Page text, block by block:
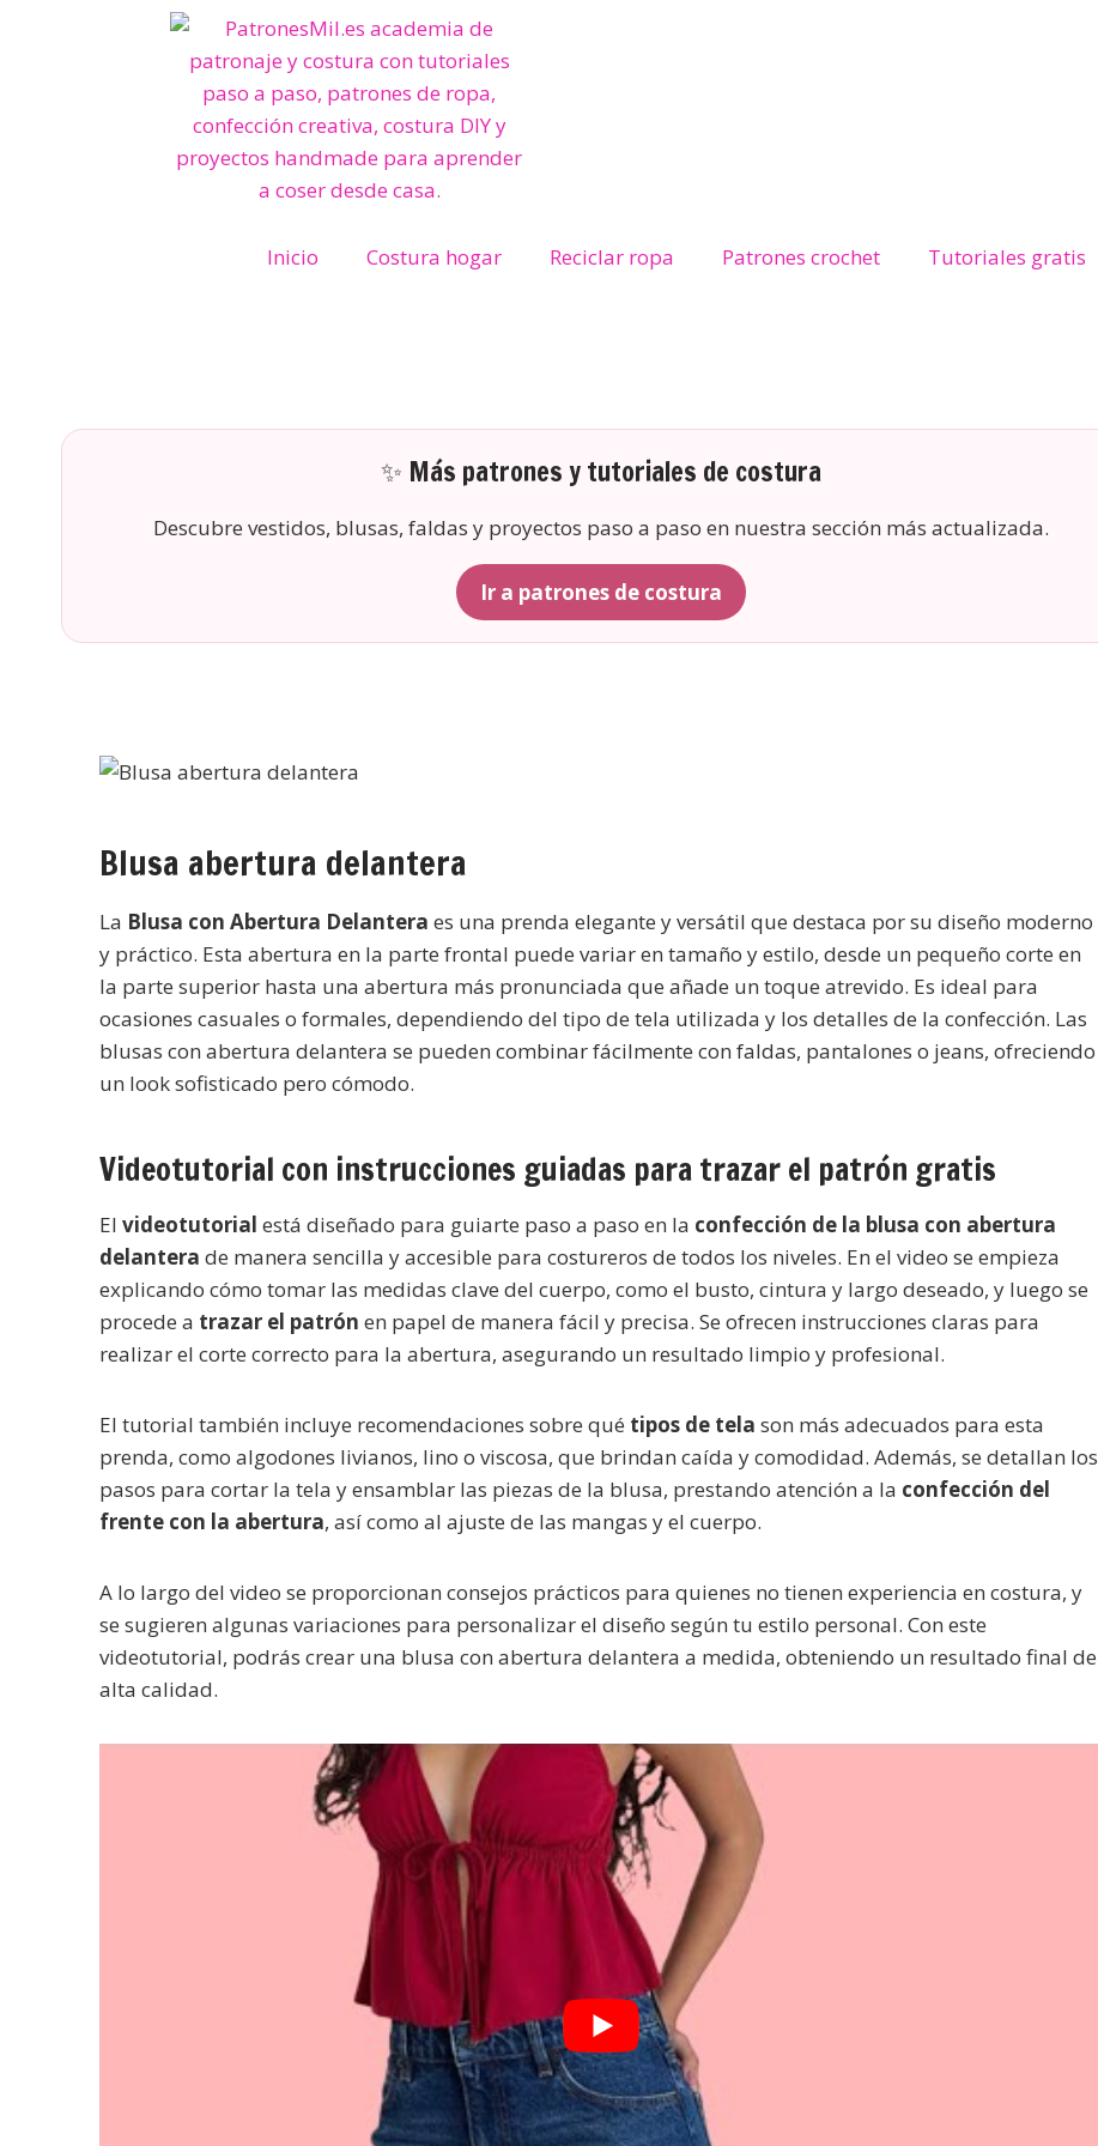
Inicio Costura hogar Reciclar ropa Patrones crochet Tutoriales gratis
✨ Más patrones y tutoriales de costura
Descubre vestidos, blusas, faldas y proyectos paso a paso en nuestra sección más actualizada.
Ir a patrones de costura
Blusa abertura delantera
La Blusa con Abertura Delantera es una prenda elegante y versátil que destaca por su diseño moderno
y práctico. Esta abertura en la parte frontal puede variar en tamaño y estilo, desde un pequeño corte en
la parte superior hasta una abertura más pronunciada que añade un toque atrevido. Es ideal para
ocasiones casuales o formales, dependiendo del tipo de tela utilizada y los detalles de la confección. Las
blusas con abertura delantera se pueden combinar fácilmente con faldas, pantalones o jeans, ofreciendo
un look sofisticado pero cómodo.
Videotutorial con instrucciones guiadas para trazar el patrón gratis
El videotutorial está diseñado para guiarte paso a paso en la confección de la blusa con abertura
delantera de manera sencilla y accesible para costureros de todos los niveles. En el video se empieza
explicando cómo tomar las medidas clave del cuerpo, como el busto, cintura y largo deseado, y luego se
procede a trazar el patrón en papel de manera fácil y precisa. Se ofrecen instrucciones claras para
realizar el corte correcto para la abertura, asegurando un resultado limpio y profesional.
El tutorial también incluye recomendaciones sobre qué tipos de tela son más adecuados para esta
prenda, como algodones livianos, lino o viscosa, que brindan caída y comodidad. Además, se detallan los
pasos para cortar la tela y ensamblar las piezas de la blusa, prestando atención a la confección del
frente con la abertura, así como al ajuste de las mangas y el cuerpo.
A lo largo del video se proporcionan consejos prácticos para quienes no tienen experiencia en costura, y
se sugieren algunas variaciones para personalizar el diseño según tu estilo personal. Con este
videotutorial, podrás crear una blusa con abertura delantera a medida, obteniendo un resultado final de
alta calidad.